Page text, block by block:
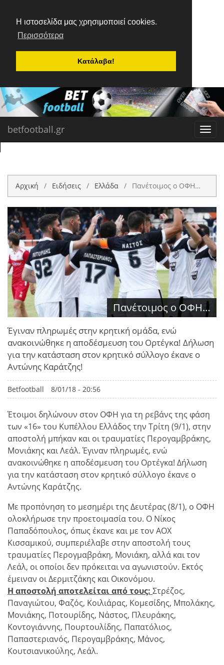
Η ιστοσελίδα μας χρησιμοποιεί cookies.
Περισσότερα
Κατάλαβα!
betfootball.gr
Αρχική Ειδήσεις Ελλάδα Πανέτοιμος ο ΟΦΗ…
Πανέτοιμος ο ΟΦΗ…
Έγιναν πληρωμές στην κρητική ομάδα, ενώ
ανακοινώθηκε η αποδέσμευση του Ορτέγκα! Δήλωση
για την κατάσταση στον κρητικό σύλλογο έκανε ο
Αντώνης Καράτζης!
Betfootball 8/01/18 - 20:56
Έτοιμοι δηλώνουν στον ΟΦΗ για τη ρεβάνς της φάση
των «16» του Κυπέλλου Ελλάδος την Τρίτη (9/1), στην
αποστολή μπήκαν και οι τραυματίες Περογαμβράκης,
Μονιάκης και Λεάλ. Έγιναν πληρωμές, ενώ
ανακοινώθηκε η αποδέσμευση του Ορτέγκα! Δήλωση
για την κατάσταση στον κρητικό σύλλογο έκανε ο
Αντώνης Καράτζης.
Με προπόνηση το μεσημέρι της Δευτέρας (8/1), ο ΟΦΗ
ολοκλήρωσε την προετοιμασία του. Ο Νίκος
Παπαδόπουλος, όπως έκανε και με τον ΑΟΧ
Κισσαμικού, συμπεριέλαβε στην αποστολή τους
τραυματίες Περογμαβράκη, Μονιάκη, αλλά και τον
Λεάλ, οι οποίοι δεν πρόκειται να αγωνιστούν. Εκτός
έμειναν οι Δερμιτζάκης και Οικονόμου.
Η αποστολή αποτελείται από τους: Στρέζος,
Παναγιώτου, Φαζός, Κοιλιάρας, Κομεσίδης, Μπολάκης,
Μονιάκης, Ποτουρίδης, Νάστος, Πλευράκης,
Κοντογιάννης, Πουρτουλίδης, Παπατόλιος,
Παπαστεριανός, Περογαμβράκης, Μάνος,
Κουτσιανικούλης, Λεάλ.